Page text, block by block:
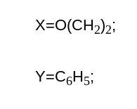
Х=O(СН2)2;
Y=С6Н5;